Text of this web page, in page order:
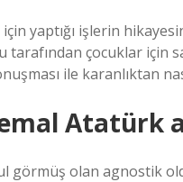
yaptığı işlerin
tarafından çocuklar
ile karanlıktan
Atatürk
görmüş olan agnostik